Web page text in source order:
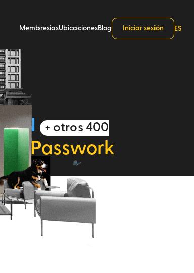
MembresiasUbicacionesBlog Iniciar sesión ES
+ otros 400
Passwork